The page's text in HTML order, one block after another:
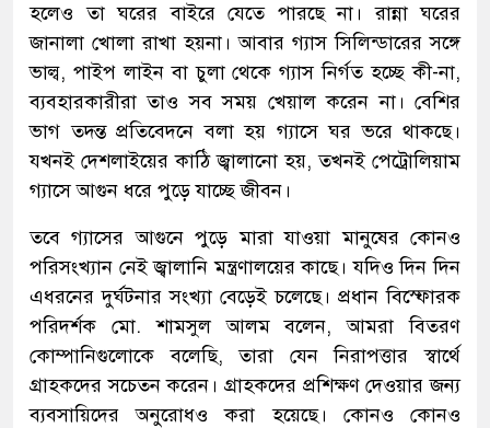
হলেও তা ঘরের বাইরে যেতে পারছে না। রান্না ঘরের
জানালা খোলা রাখা হয়না। আবার গ্যাস সিলিন্ডারের সঙ্গে
ভাল্ব, পাইপ লাইন বা চুলা থেকে গ্যাস নির্গত হচ্ছে কী-না,
ব্যবহারকারীরা তাও সব সময় খেয়াল করেন না। বেশির
ভাগ তদন্ত প্রতিবেদনে বলা হয় গ্যাসে ঘর ভরে থাকছে।
যখনই দেশলাইয়ের কাঠি জ্বালানো হয়, তখনই পেট্রোলিয়াম
গ্যাসে আগুন ধরে পুড়ে যাচ্ছে জীবন।
তবে গ্যাসের আগুনে পুড়ে মারা যাওয়া মানুষের কোনও
পরিসংখ্যান নেই জ্বালানি মন্ত্রণালয়ের কাছে। যদিও দিন দিন
এধরনের দুর্ঘটনার সংখ্যা বেড়েই চলেছে। প্রধান বিস্ফোরক
পরিদর্শক মো. শামসুল আলম বলেন, আমরা বিতরণ
কোম্পানিগুলোকে বলেছি, তারা যেন নিরাপত্তার স্বার্থে
গ্রাহকদের সচেতন করেন। গ্রাহকদের প্রশিক্ষণ দেওয়ার জন্য
ব্যবসায়িদের অনুরোধও করা হয়েছে। কোনও কোনও